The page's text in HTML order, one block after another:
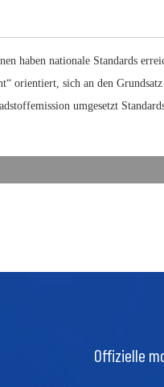
haben nationale Standards
orientiert, sich an den
umgesetzt
Offizielle